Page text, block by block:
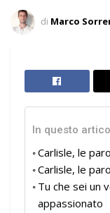
di Marco
In questo
Carlisle, le
Carlisle, le
Tu che sei un
appassionato